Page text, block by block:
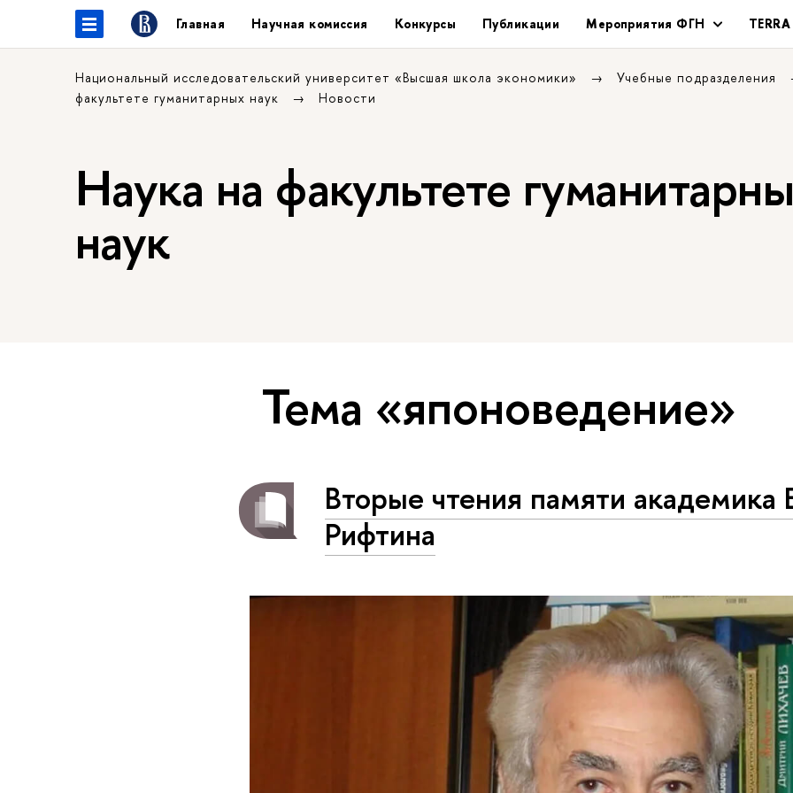
Главная Научная комиссия Конкурсы Публикации Мероприятия ФГН
Национальный исследовательский университет «Высшая школа экономики»
Учебные подразделения
факультете гуманитарных наук
Новости
Наука на факультете
наук
Тема «японоведение»
Вторые чтения памяти академика
Рифтина